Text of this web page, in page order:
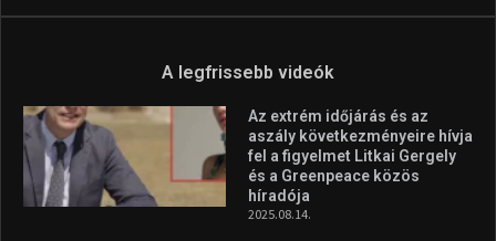
A legfrissebb videók
Az extrém időjárás és az
aszály következményeire hívja
fel a figyelmet Litkai Gergely
és a Greenpeace közös
híradója
2025.08.14.